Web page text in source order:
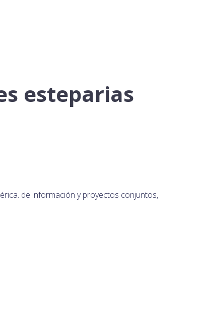
esteparias
de información y proyectos conjuntos,